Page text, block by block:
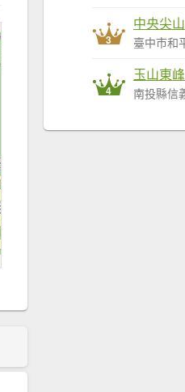
3
中央尖山
4
玉山東峰